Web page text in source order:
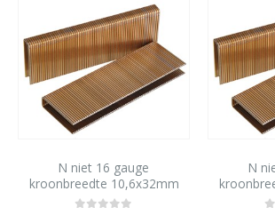
N niet 16 gauge
kroonbreedte 10,6x32mm
10,000 stuks
N